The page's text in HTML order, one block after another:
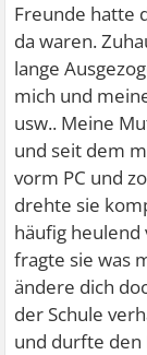
Freunde hatte
da waren.
lange
mich und
usw.. Meine
und seit dem
vorm PC und
drehte sie
häufig heulend
fragte sie was
ändere dich
der Schule
und durfte den